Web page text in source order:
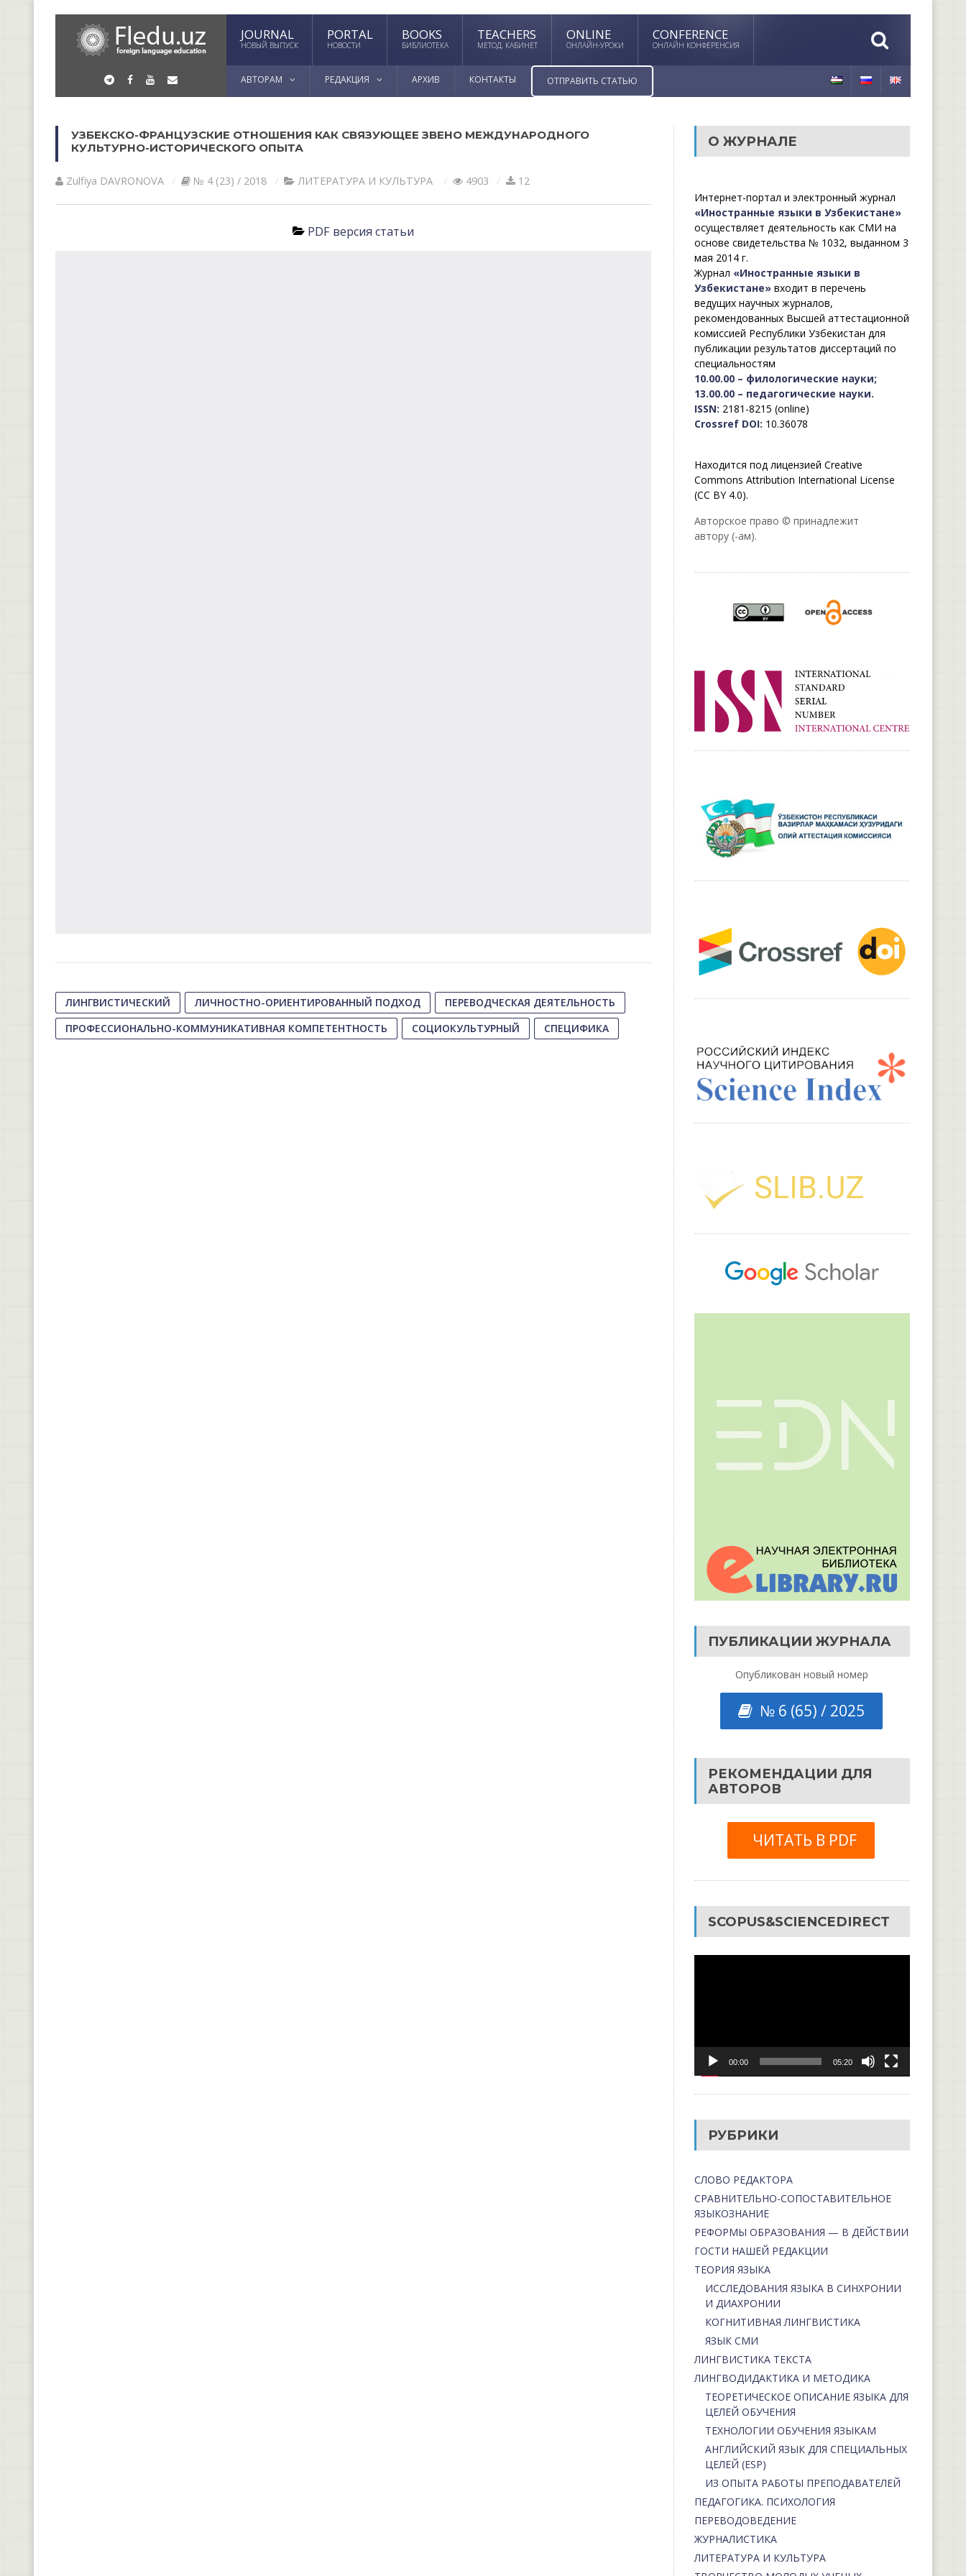
JOURNAL
НОВЫЙ ВЫПУСК
PORTAL
НОВОСТИ
BOOKS
БИБЛИОТЕКА
TEACHERS
МЕТОД. КАБИНЕТ
ONLINE
ОНЛАЙН-УРОКИ
CONFERENCE
ОНЛАЙН КОНФЕРЕНСИЯ
АВТОРАМ РЕДАКЦИЯ АРХИВ КОНТАКТЫ ОТПРАВИТЬ СТАТЬЮ
УЗБЕКСКО-ФРАНЦУЗСКИЕ ОТНОШЕНИЯ КАК СВЯЗУЮЩЕЕ ЗВЕНО МЕЖДУНАРОДНОГО
КУЛЬТУРНО-ИСТОРИЧЕСКОГО ОПЫТА
Zulfiya DАVRONOVА № 4 (23) / 2018 ЛИТЕРАТУРА И КУЛЬТУРА 4903 12
PDF версия статьи
ЛИНГВИСТИЧЕСКИЙ ЛИЧНОСТНО-ОРИЕНТИРОВАННЫЙ ПОДХОД
ПЕРЕВОДЧЕСКАЯ ДЕЯТЕЛЬНОСТЬ
ПРОФЕССИОНАЛЬНО-КОММУНИКАТИВНАЯ КОМПЕТЕНТНОСТЬ
СОЦИОКУЛЬТУРНЫЙ СПЕЦИФИКА
О ЖУРНАЛЕ
Интернет-портал и электронный журнал
«Иностранные языки в Узбекистане»
осуществляет деятельность как СМИ на
основе свидетельства № 1032, выданном 3
мая 2014 г.
Журнал «Иностранные языки в
Узбекистане»входит в перечень
ведущих научных журналов,
рекомендованных Высшей аттестационной
комиссией Республики Узбекистан для
публикации результатов диссертаций по
специальностям
10.00.00 – филологические науки;
13.00.00 – педагогические науки.
ISSN: 2181-8215 (online)
Crossref DOI: 10.36078
Находится под лицензией Creative
Commons Attribution International License
(CC BY 4.0).
Авторское право © принадлежит
автору (-ам).
ПУБЛИКАЦИИ ЖУРНАЛА
Опубликован новый номер
№ 6 (65) / 2025
РЕКОМЕНДАЦИИ ДЛЯ
АВТОРОВ
ЧИТАТЬ В PDF
SCOPUS&SCIENCEDIRECT
00:00 05:20
РУБРИКИ
СЛОВО РЕДАКТОРА
СРАВНИТЕЛЬНО-СОПОСТАВИТЕЛЬНОЕ
ЯЗЫКОЗНАНИЕ
РЕФОРМЫ ОБРАЗОВАНИЯ — В ДЕЙСТВИИ
ГОСТИ НАШЕЙ РЕДАКЦИИ
ТЕОРИЯ ЯЗЫКА
ИССЛЕДОВАНИЯ ЯЗЫКА В СИНХРОНИИ
И ДИАХРОНИИ
КОГНИТИВНАЯ ЛИНГВИСТИКА
ЯЗЫК СМИ
ЛИНГВИСТИКА ТЕКСТА
ЛИНГВОДИДАКТИКА И МЕТОДИКА
ТЕОРЕТИЧЕСКОЕ ОПИСАНИЕ ЯЗЫКА ДЛЯ
ЦЕЛЕЙ ОБУЧЕНИЯ
ТЕХНОЛОГИИ ОБУЧЕНИЯ ЯЗЫКАМ
АНГЛИЙСКИЙ ЯЗЫК ДЛЯ СПЕЦИАЛЬНЫХ
ЦЕЛЕЙ (ESP)
ИЗ ОПЫТА РАБОТЫ ПРЕПОДАВАТЕЛЕЙ
ПЕДАГОГИКА. ПСИХОЛОГИЯ
ПЕРЕВОДОВЕДЕНИЕ
ЖУРНАЛИСТИКА
ЛИТЕРАТУРА И КУЛЬТУРА